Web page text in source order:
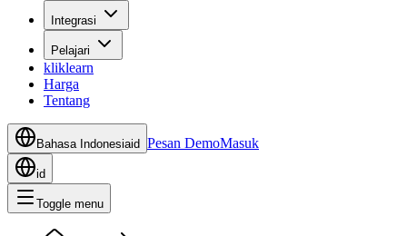
Integrasi
Pelajari
kliklearn
Harga
Tentang
Bahasa Indonesiaid Pesan DemoMasuk
id
Toggle menu